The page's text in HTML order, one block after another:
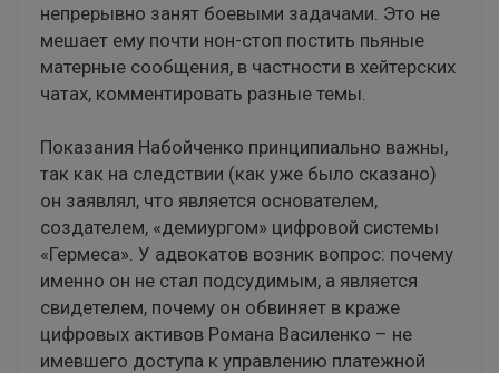
непрерывно занят боевыми задачами. Это не
мешает ему почти нон-стоп постить пьяные
матерные сообщения, в частности в хейтерских
чатах, комментировать разные темы.
Показания Набойченко принципиально важны,
так как на следствии (как уже было сказано)
он заявлял, что является основателем,
создателем, «демиургом» цифровой системы
«Гермеса». У адвокатов возник вопрос: почему
именно он не стал подсудимым, а является
свидетелем, почему он обвиняет в краже
цифровых активов Романа Василенко – не
имевшего доступа к управлению платежной